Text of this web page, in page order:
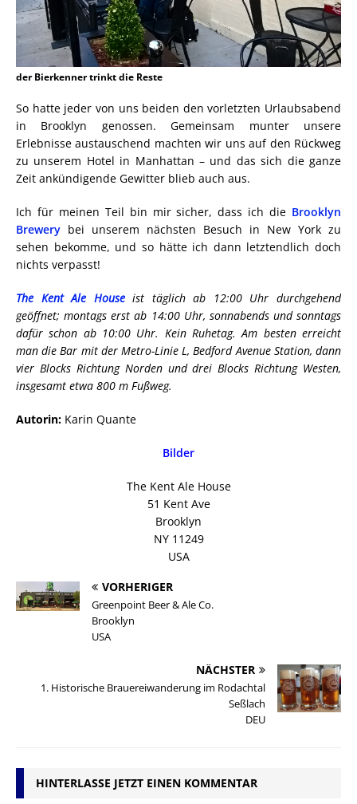
der Bierkenner trinkt die Reste
So hatte jeder von uns beiden den vorletzten Urlaubsabend
in Brooklyn genossen. Gemeinsam munter unsere
Erlebnisse austauschend machten wir uns auf den Rückweg
zu unserem Hotel in Manhattan – und das sich die ganze
Zeit ankündigende Gewitter blieb auch aus.
Ich für meinen Teil bin mir sicher, dass ich die Brooklyn
Brewery bei unserem nächsten Besuch in New York zu
sehen bekomme, und so hätte ich dann letztendlich doch
nichts verpasst!
The Kent Ale Houseist täglich ab 12:00 Uhr durchgehend
geöffnet; montags erst ab 14:00 Uhr, sonnabends und sonntags
dafür schon ab 10:00 Uhr. Kein Ruhetag. Am besten erreicht
man die Bar mit der Metro-Linie L, Bedford Avenue Station, dann
vier Blocks Richtung Norden und drei Blocks Richtung Westen,
insgesamt etwa 800 m Fußweg.
Autorin: Karin Quante
Bilder
The Kent Ale House
51 Kent Ave
Brooklyn
NY 11249
USA
VORHERIGER
Greenpoint Beer & Ale Co.
Brooklyn
USA
NÄCHSTER
1. Historische Brauereiwanderung im Rodachtal
Seßlach
DEU
HINTERLASSE JETZT EINEN KOMMENTAR